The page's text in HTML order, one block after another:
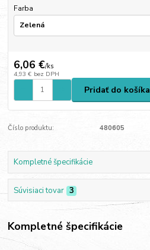
Farba
6,06 €/ks
4,93 € bez DPH
Pridať do košíka
Číslo produktu: 480605
Kompletné špecifikácie
Súvisiaci tovar 3
Kompletné špecifikácie